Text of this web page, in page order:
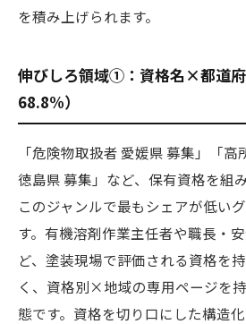
を積み上げられます。
伸びしろ領域①：資格名×都道
68.8%）
「危険物取扱者 愛媛県 募集」「
徳島県 募集」など、保有資格を組
このジャンルで最もシェアが低い
す。有機溶剤作業主任者や職長・
ど、塗装現場で評価される資格を
く、資格別×地域の専用ページを
態です。資格を切り口にした構造